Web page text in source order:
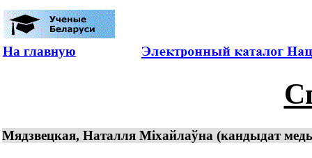
На главную
Мядзвецкая, Наталля Міхайлаўна (кандыдат